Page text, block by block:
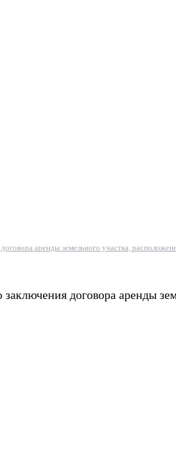
аренды земельного участка,
договора аренды